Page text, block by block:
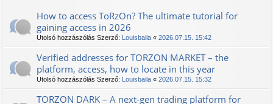
How to access TоRzOn? The ultimate tutorial for
gaining access in 2026
Utolsó hozzászólás Szerző: Louisbaila « 2026.07.15. 15:42
Verified addresses for TORZON MARKET – the
platform, access, how to locate in this year
Utolsó hozzászólás Szerző: Louisbaila « 2026.07.15. 15:32
TORZON DARK – A next-gen trading platform for